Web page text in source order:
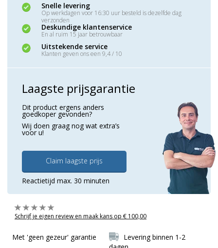
Snelle levering
Op werkdagen voor 16:30 uur besteld is dezelfde dag
verzonden
Deskundige klantenservice
En al ruim 15 jaar betrouwbaar
Uitstekende service
Klanten geven ons een 9,4 / 10
Laagste prijsgarantie
Dit product ergens anders
goedkoper gevonden?
Wij doen graag nog wat extra’s
voor u!
Claim laagste prijs
Reactietijd max. 30 minuten
Schrijf je eigen review en maak kans op € 100,00
Met 'geen gezeur' garantie
Levering binnen 1-2